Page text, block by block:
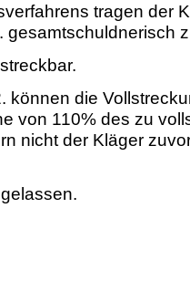
tragen der
gesamtschuldnerisch
können die
von 110% des zu
nicht der Kläger